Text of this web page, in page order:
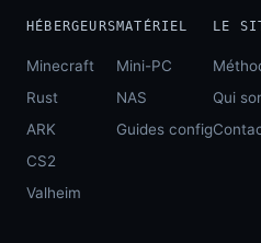
HÉBERGEURS
Minecraft
Rust
ARK
CS2
Valheim
MATÉRIEL
Mini-PC
NAS
Guides config
LE
Qui